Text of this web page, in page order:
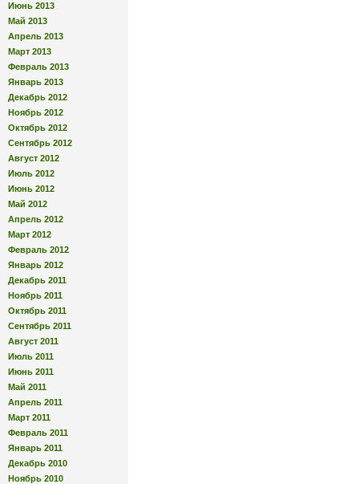
Июнь 2013
Май 2013
Апрель 2013
Март 2013
Февраль 2013
Январь 2013
Декабрь 2012
Ноябрь 2012
Октябрь 2012
Сентябрь 2012
Август 2012
Июль 2012
Июнь 2012
Май 2012
Апрель 2012
Март 2012
Февраль 2012
Январь 2012
Декабрь 2011
Ноябрь 2011
Октябрь 2011
Сентябрь 2011
Август 2011
Июль 2011
Июнь 2011
Май 2011
Апрель 2011
Март 2011
Февраль 2011
Январь 2011
Декабрь 2010
Ноябрь 2010